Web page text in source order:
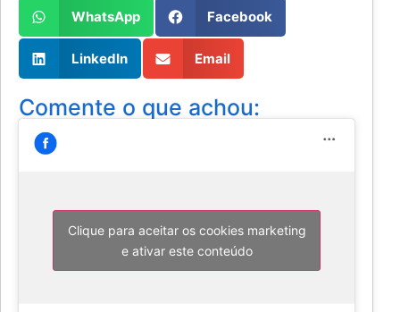
WhatsApp Facebook
LinkedIn Email
Comente o que achou:
Clique para aceitar os cookies marketing
e ativar este conteúdo